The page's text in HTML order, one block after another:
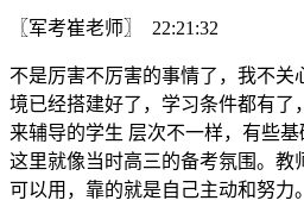
〖军考崔老师〗 22:21:32
不是厉害不厉害的事情了，我不关
境已经搭建好了，学习条件都有了
来辅导的学生 层次不一样，有些基
这里就像当时高三的备考氛围。教
可以用，靠的就是自己主动和努力。